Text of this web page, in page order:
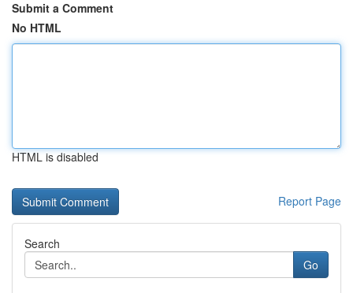
Submit a Comment
No HTML
HTML is disabled
Report Page
Search
Go